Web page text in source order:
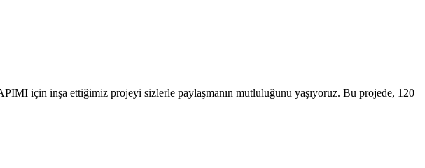
inşa ettiğimiz projeyi sizlerle paylaşmanın mutluluğunu yaşıyoruz. Bu projede, 120